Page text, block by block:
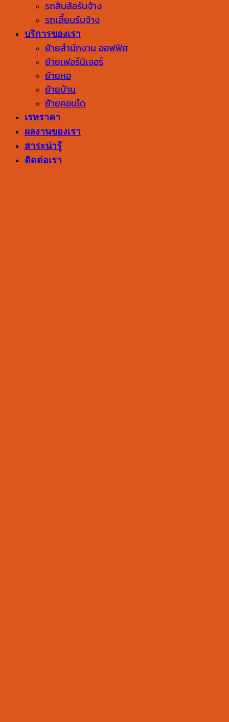
รถสิบล้อรับจ้าง
รถเฮี๊ยบรับจ้าง
บริการของเรา
ย้ายสำนักงาน ออฟฟิศ
ย้ายเฟอร์นิเจอร์
ย้ายหอ
ย้ายบ้าน
ย้ายคอนโด
เรทราคา
ผลงานของเรา
สาระน่ารู้
ติดต่อเรา